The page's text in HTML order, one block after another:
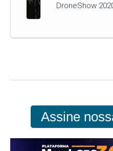
DroneShow
Assine